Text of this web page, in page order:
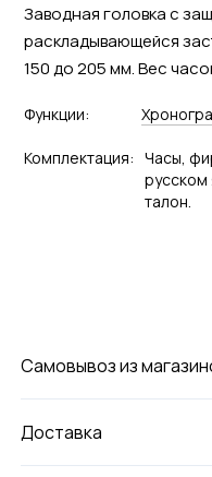
Заводная головка с
раскладывающейся
150 до 205 мм. Вес
Функции:
Комплектация: Часы,
русском
талон.
Самовывоз из
Доставка